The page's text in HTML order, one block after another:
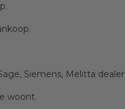
Siemens, Melitta dealer
woont.